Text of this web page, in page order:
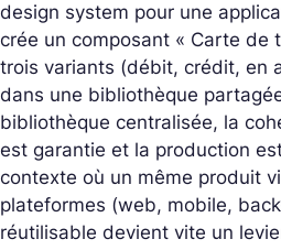
design system pour une
crée un composant « Carte de
trois variants (débit, crédit, en
dans une bibliothèque
bibliothèque centralisée, la
est garantie et la production
contexte où un même produit
plateformes (web, mobile,
réutilisable devient vite un